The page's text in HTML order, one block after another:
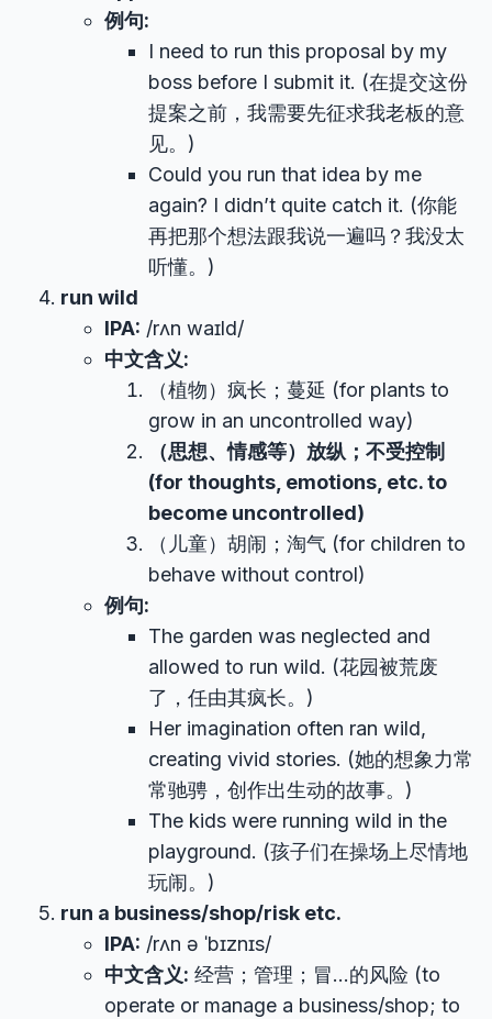
例句:
I need to run this proposal by my
boss before I submit it. (在提交这份
提案之前，我需要先征求我老板的意
见。)
Could you run that idea by me
again? I didn’t quite catch it. (你能
再把那个想法跟我说一遍吗？我没太
听懂。)
run wild
IPA: /rʌn waɪld/
中文含义:
（植物）疯长；蔓延 (for plants to
grow in an uncontrolled way)
（思想、情感等）放纵；不受控制
(for thoughts, emotions, etc. to
become uncontrolled)
（儿童）胡闹；淘气 (for children to
behave without control)
例句:
The garden was neglected and
allowed to run wild. (花园被荒废
了，任由其疯长。)
Her imagination often ran wild,
creating vivid stories. (她的想象力常
常驰骋，创作出生动的故事。)
The kids were running wild in the
playground. (孩子们在操场上尽情地
玩闹。)
run a business/shop/risk etc.
IPA: /rʌn ə ˈbɪznɪs/
中文含义: 经营；管理；冒…的风险 (to
operate or manage a business/shop; to